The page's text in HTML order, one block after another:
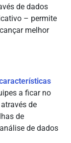
de dados
– permite
melhor
a ficar no
de
de
de dados